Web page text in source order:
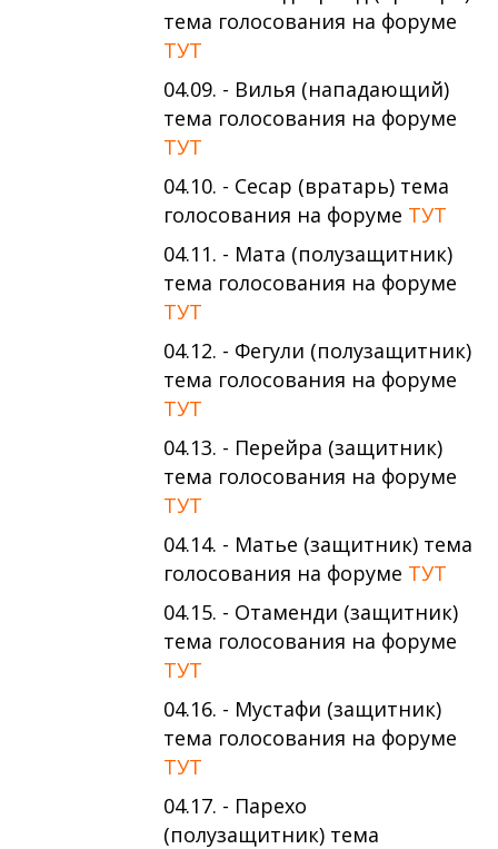
тема голосования на форуме
ТУТ
04.09. - Вилья (нападающий)
тема голосования на форуме
ТУТ
04.10. - Сесар (вратарь) тема
голосования на форуме ТУТ
04.11. - Мата (полузащитник)
тема голосования на форуме
ТУТ
04.12. - Фегули (полузащитник)
тема голосования на форуме
ТУТ
04.13. - Перейра (защитник)
тема голосования на форуме
ТУТ
04.14. - Матье (защитник) тема
голосования на форуме ТУТ
04.15. - Отаменди (защитник)
тема голосования на форуме
ТУТ
04.16. - Мустафи (защитник)
тема голосования на форуме
ТУТ
04.17. - Парехо
(полузащитник) тема